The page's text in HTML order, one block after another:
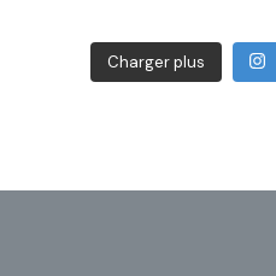
Charger plus